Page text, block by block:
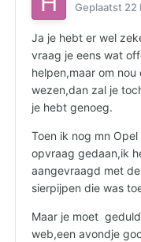
Geplaatst 22
Ja je hebt er wel
vraag je eens wat
helpen,maar om
wezen,dan zal je
je hebt genoeg.
Toen ik nog mn
opvraag gedaan,ik
aangevraagd met
sierpijpen die was
Maar je moet
web,een avondje